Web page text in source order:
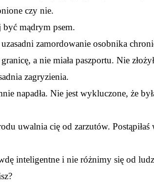
czy nie.
być mądrym psem.
zamordowanie osobnika
a nie miała paszportu. Nie
zagryzienia.
napadła. Nie jest wykluczone, że
uwalnia cię od zarzutów. Postąpiłaś
inteligentne i nie różnimy się od